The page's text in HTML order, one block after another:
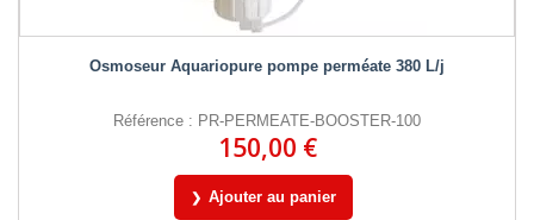
Osmoseur Aquariopure pompe perméate 380 L/j
Référence : PR-PERMEATE-BOOSTER-100
150,00 €
Ajouter au panier